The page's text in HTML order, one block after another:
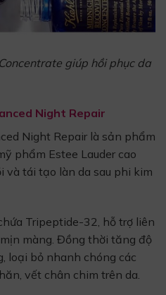
giúp hồi phục da
Night Repair
Night Repair là sản phẩm
phẩm Estee Lauder cao
và tái tạo làn da sau phi kim
Tripeptide-32, hỗ trợ liên
màng. Đồng thời tăng độ
loại bỏ nhanh chóng các
vết chân chim trên da.